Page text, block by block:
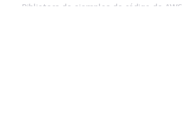
Biblioteca de ejemplos de código de AWS